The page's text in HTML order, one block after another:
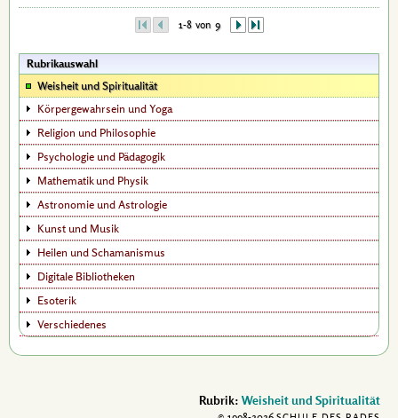
1-8 von 9
Rubrikauswahl
Weisheit und Spiritualität
Körpergewahrsein und Yoga
Religion und Philosophie
Psychologie und Pädagogik
Mathematik und Physik
Astronomie und Astrologie
Kunst und Musik
Heilen und Schamanismus
Digitale Bibliotheken
Esoterik
Verschiedenes
Rubrik: Weisheit und Spiritualität